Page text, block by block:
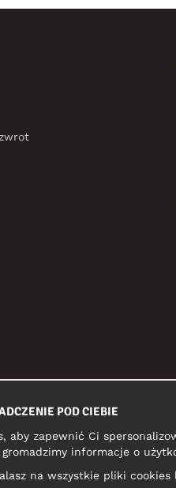
POD CIEBIE
aby zapewnić Ci
informacje o
na wszystkie pliki